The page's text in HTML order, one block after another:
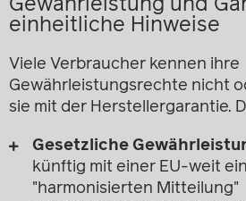
Gewährleistung und
einheitliche Hinweise
Viele Verbraucher kennen ihre
Gewährleistungsrechte nicht
sie mit der Herstellergarantie.
Gesetzliche
künftig mit einer EU-weit
"harmonisierten Mitteilung"